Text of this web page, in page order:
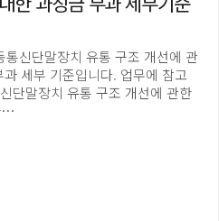
신단말장치 유통 구조 개선에 관
세부 기준입니다. 업무에 참고
단말장치 유통 구조 개선에 관한
…